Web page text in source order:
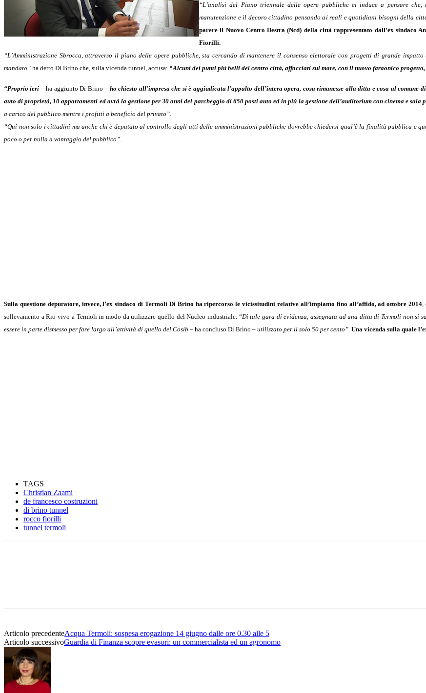
“L’analisi del Piano triennale delle opere pubbliche ci induce a pensare
manutenzione e il decoro cittadino pensando ai reali e quotidiani bisogni della
parere il Nuovo Centro Destra (Ncd) della città rappresentato dall’ex sindaco
Fiorilli.
“L’Amministrazione Sbrocca, attraverso il piano delle opere pubbliche, sta cercando di mantenere il consenso elettorale con progetti di grande
mandato” ha detto Di Brino che, sulla vicenda tunnel, accusa: “Alcuni dei punti più belli del centro città, affacciati sul mare, con il nuovo faraonico
“Proprio ieri – ha aggiunto Di Brino – ho chiesto all’impresa che si è aggiudicata l’appalto dell’intera opera, cosa rimanesse alla ditta e cosa al comune
auto di proprietà, 10 appartamenti ed avrà la gestione per 30 anni del parcheggio di 650 posti auto ed in più la gestione dell’auditorium con cinema e sala
a carico del pubblico mentre i profitti a beneficio del privato”.
“Qui non solo i cittadini ma anche chi è deputato al controllo degli atti delle amministrazioni pubbliche dovrebbe chiedersi qual’è la finalità pubblica e
poco o per nulla a vantaggio del pubblico”.
Sulla questione depuratore, invece, l’ex sindaco di Termoli Di Brino ha ripercorso le vicissitudini relative all’impianto fino all’affido, ad ottobre 2014
sollevamento a Rio-vivo a Termoli in modo da utilizzare quello del Nucleo industriale. “Di tale gara di evidenza, assegnata ad una ditta di Termoli non si
essere in parte dismesso per fare largo all’attività di quello del Cosib – ha concluso Di Brino – utilizzato per il solo 50 per cento”. Una vicenda sulla quale
TAGS
Christian Zaami
de francesco costruzioni
di brino tunnel
rocco fiorilli
tunnel termoli
Articolo precedenteAcqua Termoli: sospesa erogazione 14 giugno dalle ore 0.30 alle 5
Articolo successivoGuardia di Finanza scopre evasori: un commercialista ed un agronomo